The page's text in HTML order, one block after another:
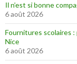
Il n’est si bonne
6 août 2026
Fournitures scolaires
Nice
6 août 2026